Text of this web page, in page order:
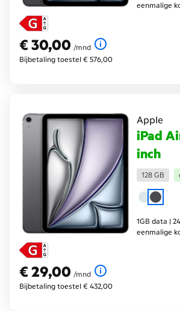
eenmalige
€ 30,00
€ 30,00
per maand
/mnd
Bijbetaling toestel € 576,00
Apple
iPad
inch
128 GB
1GB data |
eenmalige
€ 29,00
€ 29,00
per maand
/mnd
Bijbetaling toestel € 432,00